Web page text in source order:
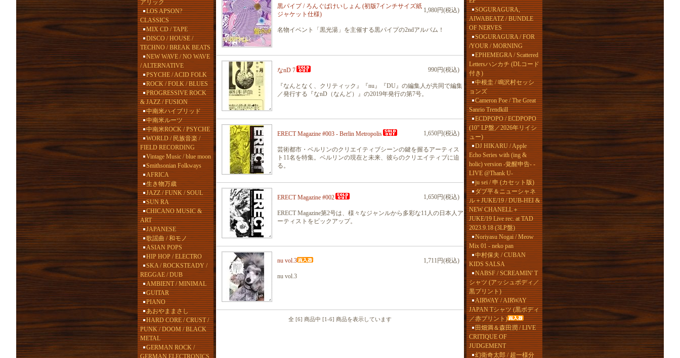
アリック
LOS APSON?
CLASSICS
MIX CD / TAPE
DISCO / HOUSE /
TECHNO / BREAK BEATS
NEW WAVE / NO WAVE
/ ALTERNATIVE
PSYCHE / ACID FOLK
ROCK / FOLK / BLUES
PROGRESSIVE ROCK
& JAZZ / FUSION
中南米ハイブリッド
中南米ルーツ
中南米ROCK / PSYCHE
WORLD / 民族音楽 /
FIELD RECORDING
Vintage Music / blue moon
Smithsonian Folkways
AFRICA
生き物万歳
JAZZ / FUNK / SOUL
SUN RA
CHICANO MUSIC &
ART
JAPANESE
歌謡曲 / 和モノ
ASIAN POPS
HIP HOP / ELECTRO
SKA / ROCKSTEADY /
REGGAE / DUB
AMBIENT / MINIMAL
GUITAR
PIANO
あおやままさし
HARD CORE / CRUST /
PUNK / DOOM / BLACK
METAL
GERMAN ROCK /
GERMAN ELECTRONICS
黒パイプ / ろんぐばけいしょん (初版7インチサイズ紙
ジャケット仕様)
1,980円(税込)
名物イベント「黒光湯」を主催する黒パイプの2ndアルバム！
なnD 7 990円(税込)
『なんとなく、クリティック』『nu』『DU』の編集人が共同で編集
／発行する『なnD（なんど）』の2019年発行の第7号。
ERECT Magazine #003 - Berlin Metropolis 1,650円(税込)
芸術都市・ベルリンのクリエイティブシーンの鍵を握るアーティス
ト11名を特集。ベルリンの現在と未来、彼らのクリエイティブに迫
る。
ERECT Magazine #002 1,650円(税込)
ERECT Magazine第2号は、様々なジャンルから多彩な11人の日本人ア
ーティストをビックアップ。
nu vol.3 1,711円(税込)
nu vol.3
全 [6] 商品中 [1-6] 商品を表示しています
SOGURAGURA,
AIWABEATZ / BUNDLE
OF NERVES
SOGURAGURA / FOR
/YOUR / MORNING
EPHEMEGRA / Scattered
Lettersハンカチ (DLコード
付き)
中根圭 / 鳴沢村セッシ
ョンズ
Cameron Poe / The Great
Sanrio Trendkill
ECDPOPO / ECDPOPO
(10" LP盤／2026年リイシ
ュー)
DJ HIKARU / Apple
Echo Series with (ing &
holic) version -覚醒申告- -
LIVE @Thank U-
ju sei / 申 (カセット版)
ダブ平＆ニューシャネ
ル＋JUKE/19 / DUB-HEI &
NEW CHANELL＋
JUKE/19 Live rec. at TAD
2023.9.18 (3LP盤)
Noriyasu Nogai / Meow
Mix 01 - neko pan
中村保夫 / CUBAN
KIDS SALSA
NABSF / SCREAMIN' T
シャツ (アッシュボディ／
黒プリント)
AIRWAY / AIRWAY
JAPAN Tシャツ (黒ボディ
／赤プリント)
田畑満＆森田潤 / LIVE
CRITIQUE OF
JUDGEMENT
幻衛奇太郎 / 超一様分